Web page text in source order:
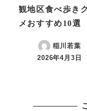
観地区食べ歩き
メおすすめ10選
稲川若葉
投稿日
2026年4月3日